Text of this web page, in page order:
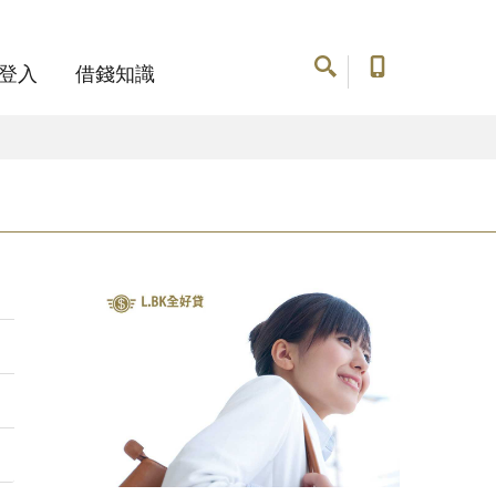
入 借錢知識